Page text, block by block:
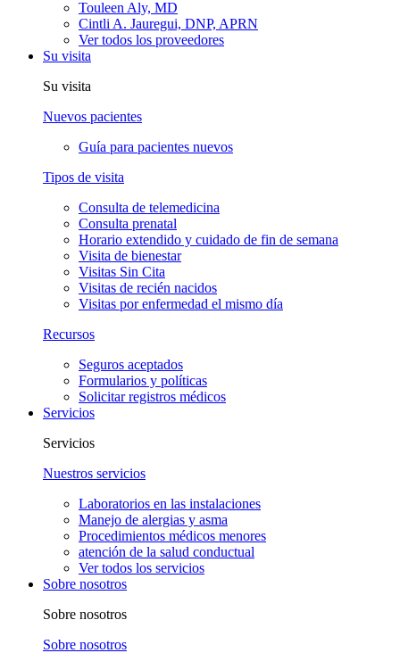
Touleen Aly, MD
Cintli A. Jauregui, DNP, APRN
Ver todos los proveedores
Su visita
Su visita
Nuevos pacientes
Guía para pacientes nuevos
Tipos de visita
Consulta de telemedicina
Consulta prenatal
Horario extendido y cuidado de fin de semana
Visita de bienestar
Visitas Sin Cita
Visitas de recién nacidos
Visitas por enfermedad el mismo día
Recursos
Seguros aceptados
Formularios y políticas
Solicitar registros médicos
Servicios
Servicios
Nuestros servicios
Laboratorios en las instalaciones
Manejo de alergias y asma
Procedimientos médicos menores
atención de la salud conductual
Ver todos los servicios
Sobre nosotros
Sobre nosotros
Sobre nosotros